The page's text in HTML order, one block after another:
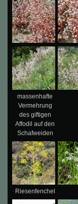
massenhafte
Vermehrung
des giftigen
Affodil auf den
Schafweiden
Riesenfenchel